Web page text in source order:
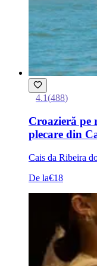
4.1(488)
Croazieră pe
plecare din
Cais da Ribeira
De la€18